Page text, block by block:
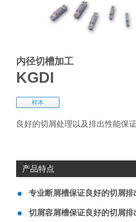
内径切槽加工
KGDI
样本
良好的切屑处理以及排出性能保
产品特点
专业断屑槽保证良好的切屑排
切屑容屑槽保证良好的切屑排